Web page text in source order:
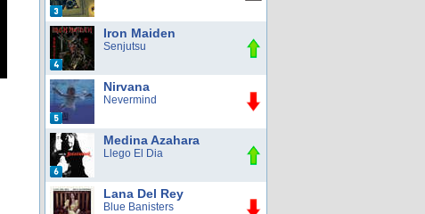
Iron Maiden
Senjutsu
Nirvana
Nevermind
Medina Azahara
Llego El Dia
Lana Del Rey
Blue Banisters